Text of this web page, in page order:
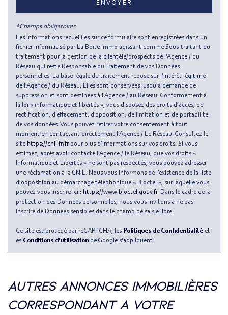
Propriétaires (vs. locataires) 35,88 %
Taxe habitation 13,38 %
Taxe foncière
Habitants de moins de 25 ans 27,85 %
Habitants de 25 à 55 ans 52,30 %
Habitants de plus de 55 ans 19,85 %
Nombre d'enfants par famille 0,96
Familles sans enfant 45,07 %
Familles avec 1 ou 2 enfants 0 %
Maisons 0,58 %
Appartements 99,42 %
ENVOYER
*Champs obligatoires
Les informations recueillies sur ce formulaire sont enregistrées dans un
fichier informatisé par La Boite Immo agissant comme Sous-traitant du
traitement pour la gestion de la clientèle/prospects de l'Agence / du
Réseau qui reste Responsable du Traitement de vos Données
personnelles. La base légale du traitement repose sur l'intérêt légitime
de l'Agence / du Réseau. Elles sont conservées jusqu'à demande de
suppression et sont destinées à l'Agence / au Réseau. Conformément à
la loi « informatique et libertés », vous disposez des droits d’accès, de
rectification, d’effacement, d’opposition, de limitation et de portabilité
de vos données. Vous pouvez retirer votre consentement à tout
moment en contactant directement l’Agence / Le Réseau. Consultez le
site https://cnil.fr/frpour plus d’informations sur vos droits. Si vous
estimez, après avoir contacté l'Agence / le Réseau, que vos droits «
Informatique et Libertés » ne sont pas respectés, vous pouvez adresser
une réclamation à la CNIL. Nous vous informons de l’existence de la liste
d'opposition au démarchage téléphonique « Bloctel », sur laquelle vous
pouvez vous inscrire ici : https://www.bloctel.gouv.fr. Dans le cadre de la
protection des Données personnelles, nous vous invitons à ne pas
inscrire de Données sensibles dans le champ de saisie libre.
Ce site est protégé par reCAPTCHA, les Politiques de Confidentialité et
es Conditions d'utilisation de Google s'appliquent.
autres annonces immobilières
correspondant à votre